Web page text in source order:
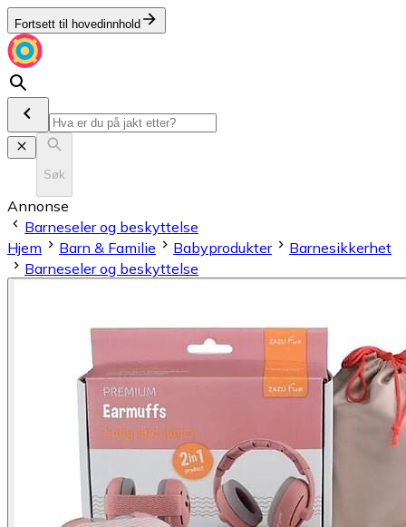
Fortsett til hovedinnhold
Søk
Annonse
Barneseler og beskyttelse
Hjem
Barn & Familie Babyprodukter
Barnesikkerhet
Barneseler og beskyttelse